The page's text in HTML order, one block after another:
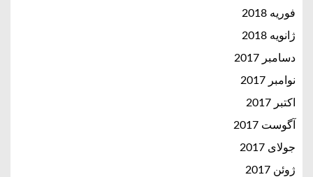
فوریه 2018
ژانویه 2018
دسامبر 2017
نوامبر 2017
اکتبر 2017
آگوست 2017
جولای 2017
ژوئن 2017